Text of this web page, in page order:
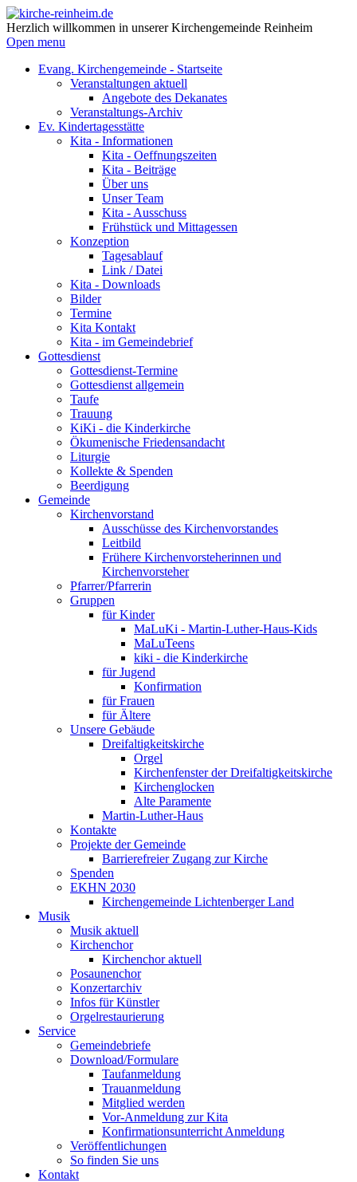
Herzlich willkommen in unserer Kirchengemeinde Reinheim
Open menu
Evang. Kirchengemeinde - Startseite
Veranstaltungen aktuell
Angebote des Dekanates
Veranstaltungs-Archiv
Ev. Kindertagesstätte
Kita - Informationen
Kita - Oeffnungszeiten
Kita - Beiträge
Über uns
Unser Team
Kita - Ausschuss
Frühstück und Mittagessen
Konzeption
Tagesablauf
Link / Datei
Kita - Downloads
Bilder
Termine
Kita Kontakt
Kita - im Gemeindebrief
Gottesdienst
Gottesdienst-Termine
Gottesdienst allgemein
Taufe
Trauung
KiKi - die Kinderkirche
Ökumenische Friedensandacht
Liturgie
Kollekte & Spenden
Beerdigung
Gemeinde
Kirchenvorstand
Ausschüsse des Kirchenvorstandes
Leitbild
Frühere Kirchenvorsteherinnen und
Kirchenvorsteher
Pfarrer/Pfarrerin
Gruppen
für Kinder
MaLuKi - Martin-Luther-Haus-Kids
MaLuTeens
kiki - die Kinderkirche
für Jugend
Konfirmation
für Frauen
für Ältere
Unsere Gebäude
Dreifaltigkeitskirche
Orgel
Kirchenfenster der Dreifaltigkeitskirche
Kirchenglocken
Alte Paramente
Martin-Luther-Haus
Kontakte
Projekte der Gemeinde
Barrierefreier Zugang zur Kirche
Spenden
EKHN 2030
Kirchengemeinde Lichtenberger Land
Musik
Musik aktuell
Kirchenchor
Kirchenchor aktuell
Posaunenchor
Konzertarchiv
Infos für Künstler
Orgelrestaurierung
Service
Gemeindebriefe
Download/Formulare
Taufanmeldung
Trauanmeldung
Mitglied werden
Vor-Anmeldung zur Kita
Konfirmationsunterricht Anmeldung
Veröffentlichungen
So finden Sie uns
Kontakt